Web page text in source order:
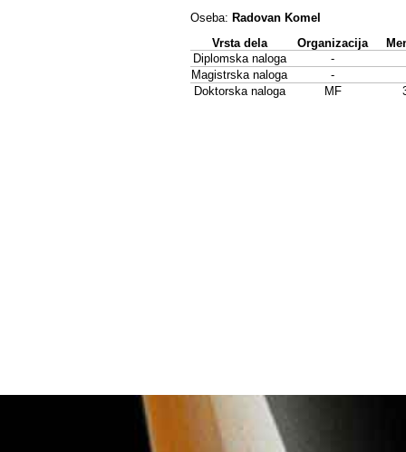
Oseba: Radovan Komel
Vrsta dela
Organizacija
Diplomska naloga
-
Magistrska naloga
-
Doktorska naloga
MF